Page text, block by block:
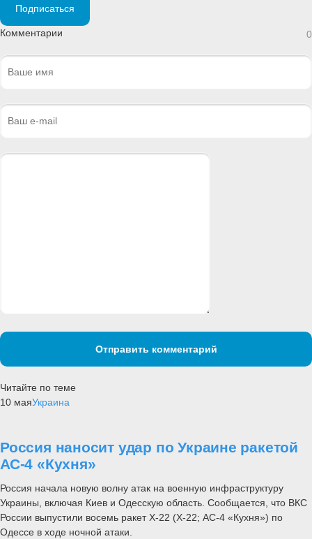
Подписаться
Комментарии 0
Отправить комментарий
Читайте по теме
10 маяУкраина
Россия наносит удар по Украине ракетой
АС-4 «Кухня»
Россия начала новую волну атак на военную инфраструктуру
Украины, включая Киев и Одесскую область. Сообщается, что ВКС
России выпустили восемь ракет Х-22 (Х-22; АС-4 «Кухня») по
Одессе в ходе ночной атаки.